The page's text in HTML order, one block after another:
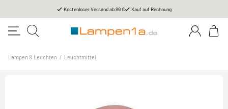
Kostenloser Versand ab 99 € Kauf auf Rechnung
Lampen & Leuchten / Leuchtmittel